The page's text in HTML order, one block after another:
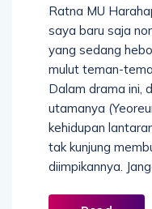
Ratna MU
saya baru saja
yang sedang
mulut teman-
Dalam drama ini,
utamanya
kehidupan
tak kunjung
diimpikannya.